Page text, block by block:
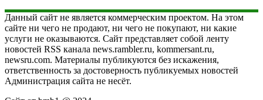
Данный сайт не является коммерческим проектом. На этом
сайте ни чего не продают, ни чего не покупают, ни какие
услуги не оказываются. Сайт представляет собой ленту
новостей RSS канала news.rambler.ru, kommersant.ru,
newsru.com. Материалы публикуются без искажения,
ответственность за достоверность публикуемых новостей
Администрация сайта не несёт.